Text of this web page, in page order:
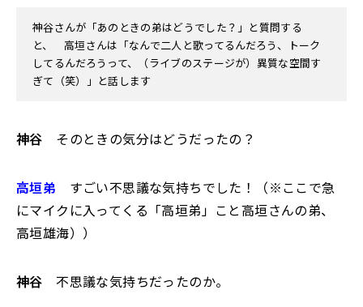
神谷さんが「あのときの弟はどうでした？」と質問する
と、 高垣さんは「なんで二人と歌ってるんだろう、トーク
してるんだろうって、（ライブのステージが）異質な空間す
ぎて（笑）」と話します
神谷 そのときの気分はどうだったの？
高垣弟 すごい不思議な気持ちでした！（※ここで急
にマイクに入ってくる「高垣弟」こと高垣さんの弟、
高垣雄海））
神谷 不思議な気持ちだったのか。